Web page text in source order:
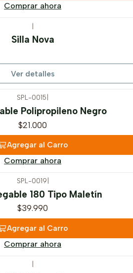
Comprar ahora
|
Silla Nova
Ver detalles
SPL-0015
Polipropileno Negro
$21.000
Agregar al Carro
Comprar ahora
SPL-0019
180 Tipo Maletín
$39.990
Agregar al Carro
Comprar ahora